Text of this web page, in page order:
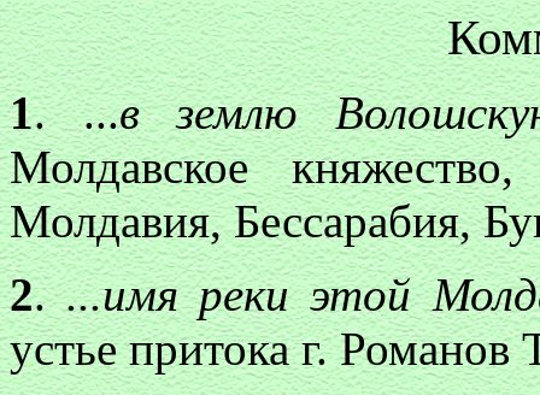
1. ...в землю
Молдавское
Молдавия, Бессарабия,
2....имя реки этой
устье притока г. Романов